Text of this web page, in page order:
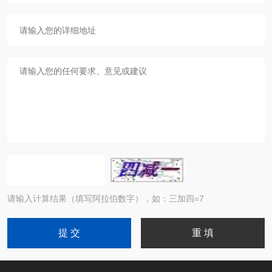
请输入计算结果（填写阿拉伯数字），如：三加四=7